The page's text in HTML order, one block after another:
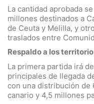
La cantidad aprobada
millones destinados a
de Ceuta y Melilla, y
traslados entre
Respaldo a los
La primera partida irá
principales de llegada
con una distribución de
canario y 4,5 millones